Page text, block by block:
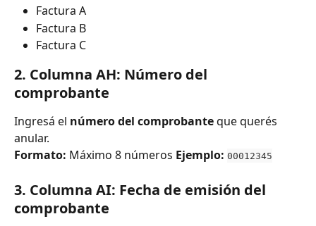
Factura A
Factura B
Factura C
2. Columna AH: Número del
comprobante
Ingresá el número del comprobante que querés
anular.
Formato: Máximo 8 números Ejemplo: 00012345
3. Columna AI: Fecha de emisión del
comprobante